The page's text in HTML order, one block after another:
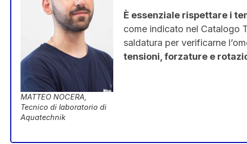
MATTEO NOCERA,
Tecnico di laboratorio di
Aquatechnik
È essenziale rispettare i
come indicato nel Catalogo
saldatura per verificarne
tensioni, forzature e